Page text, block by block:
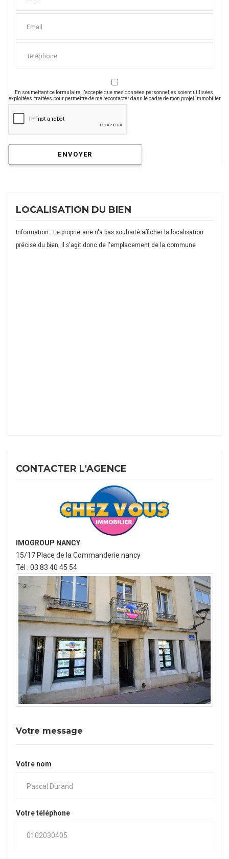
En soumettant ce formulaire, j’accepte que mes données personnelles soient utilisées,
exploitées, traitées pour permettre de me recontacter dans le cadre de mon projet immobilier
ENVOYER
LOCALISATION DU BIEN
Information : Le propriétaire n'a pas souhaité afficher la localisation
précise du bien, il s'agit donc de l'emplacement de la commune
CONTACTER L'AGENCE
IMOGROUP NANCY
15/17 Place de la Commanderie nancy
Tél : 03 83 40 45 54
Votre message
Votre nom
Votre téléphone